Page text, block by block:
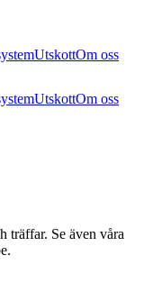
UtskottOm oss
UtskottOm oss
träffar. Se även våra